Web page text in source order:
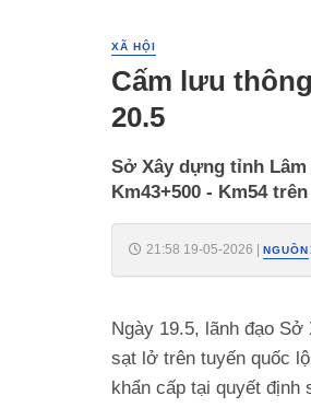
XÃ HỘI
Cấm lưu
20.5
Sở Xây dựng tỉnh
Km43+500 - Km54
21:58 19-05-2026 | NGUỒN:
Ngày 19.5, lãnh đạo
sạt lở trên tuyến quốc
khẩn cấp tại quyết định